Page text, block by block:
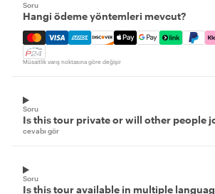
Soru
Hangi ödeme yöntemleri mevcut?
Mastercard, Visa, Amex, Discover,
Müsaitlik varış noktasına göre değişir
Soru
Is this tour private or will other people
cevabı gör
Soru
Is this tour available in multiple